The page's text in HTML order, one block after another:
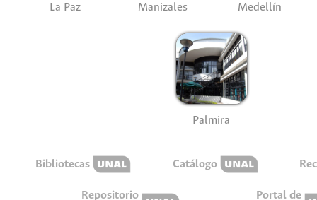
La Paz Manizales Medellín
Palmira
Bibliotecas Catálogo
Repositorio Portal de